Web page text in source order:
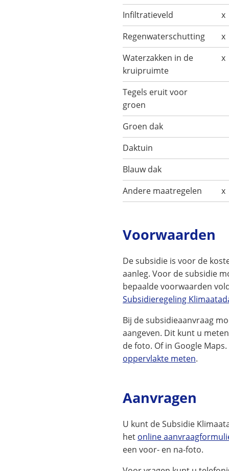
Infiltratieveld
x
Regenwaterschutting
x
Waterzakken in de
kruipruimte
x
Tegels eruit voor
groen
Groen dak
Daktuin
Blauw dak
Andere maatregelen
x
Voorwaarden
De subsidie is voor de
aanleg. Voor de subsidie
bepaalde voorwaarden
Subsidieregeling
Bij de subsidieaanvraag
aangeven. Dit kunt u
de foto. Of in Google
oppervlakte meten.
Aanvragen
U kunt de Subsidie
het online
een voor- en na-foto.